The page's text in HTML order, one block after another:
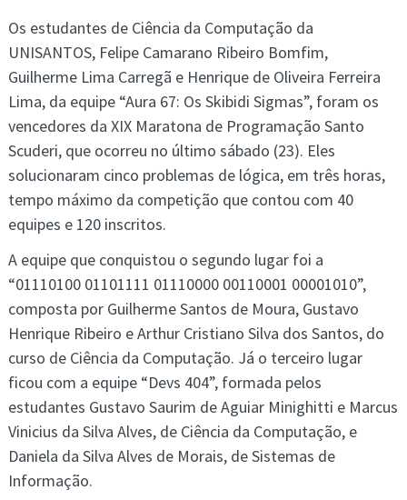
Os estudantes de Ciência da Computação da
UNISANTOS, Felipe Camarano Ribeiro Bomfim,
Guilherme Lima Carregã e Henrique de Oliveira Ferreira
Lima, da equipe “Aura 67: Os Skibidi Sigmas”, foram os
vencedores da XIX Maratona de Programação Santo
Scuderi, que ocorreu no último sábado (23). Eles
solucionaram cinco problemas de lógica, em três horas,
tempo máximo da competição que contou com 40
equipes e 120 inscritos.
A equipe que conquistou o segundo lugar foi a
“01110100 01101111 01110000 00110001 00001010”,
composta por Guilherme Santos de Moura, Gustavo
Henrique Ribeiro e Arthur Cristiano Silva dos Santos, do
curso de Ciência da Computação. Já o terceiro lugar
ficou com a equipe “Devs 404”, formada pelos
estudantes Gustavo Saurim de Aguiar Minighitti e Marcus
Vinicius da Silva Alves, de Ciência da Computação, e
Daniela da Silva Alves de Morais, de Sistemas de
Informação.